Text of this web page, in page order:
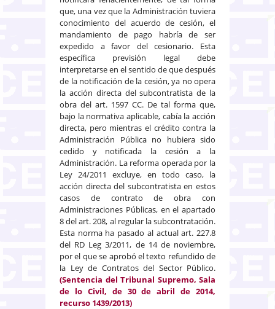
que, una vez que la Administración tuviera
conocimiento del acuerdo de cesión, el
mandamiento de pago habría de ser
expedido a favor del cesionario. Esta
específica previsión legal debe
interpretarse en el sentido de que después
de la notificación de la cesión, ya no opera
la acción directa del subcontratista de la
obra del art. 1597 CC. De tal forma que,
bajo la normativa aplicable, cabía la acción
directa, pero mientras el crédito contra la
Administración Pública no hubiera sido
cedido y notificada la cesión a la
Administración. La reforma operada por la
Ley 24/2011 excluye, en todo caso, la
acción directa del subcontratista en estos
casos de contrato de obra con
Administraciones Públicas, en el apartado
8 del art. 208, al regular la subcontratación.
Esta norma ha pasado al actual art. 227.8
del RD Leg 3/2011, de 14 de noviembre,
por el que se aprobó el texto refundido de
la Ley de Contratos del Sector Público.
(Sentencia del Tribunal Supremo, Sala
de lo Civil, de 30 de abril de 2014,
recurso 1439/2013)